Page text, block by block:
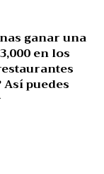
ganar una
en los
Así puedes